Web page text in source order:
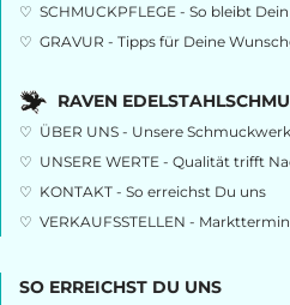
♡ SCHMUCKPFLEGE - So bleibt
♡ GRAVUR - Tipps für Deine
RAVEN
♡ ÜBER UNS - Unsere
♡ UNSERE WERTE - Qualität trifft
♡ KONTAKT - So erreichst Du uns
♡ VERKAUFSSTELLEN -
SO ERREICHST DU UNS